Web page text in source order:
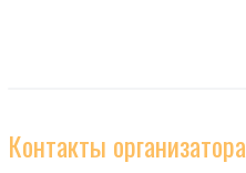
Контакты организатора